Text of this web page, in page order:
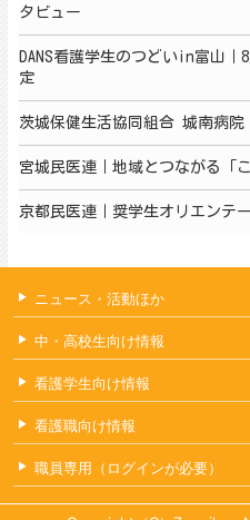
タビュー
DANS看護学生のつどいin富山
定
茨城保健生活協同組合 城南病院
宮城民医連｜地域とつながる「
京都民医連｜奨学生オリエンテ
ニュース・活動ほか
中・高校生向け情報
看護学生向け情報
看護職向け情報
職員専用（ログインが必要）